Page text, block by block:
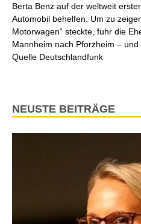
Berta Benz auf der weltweit
Automobil behelfen. Um zu
Motorwagen“ steckte, fuhr die
Mannheim nach Pforzheim –
Quelle Deutschlandfunk
NEUSTE BEITRÄGE